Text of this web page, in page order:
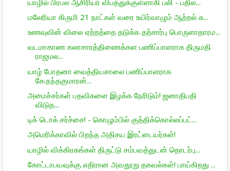
மலேரியா கிருமி 21 நாட்கள் வரை உயிர்வாழும் ஆற்றல் க...
உணவுவின் விலை ஏற்றத்தை தடுக்க தற்சார்பு பொருளாதாரம...
வடமாகாண கலாசாரத்திணைக்கள பணிப்பாளராக திருமதி
ராஜமல...
யாழ் போதனா வைத்தியசாலை பணிப்பாளராக
கே.நந்தகுமாரன்...
அமைச்சர்கள் பதவிகளை இழக்க நேரிடும்! ஜனாதிபதி
விடுத...
டிக் டொக் சர்ச்சை! - கொழும்பில் குத்திக்கொல்லப்பட்...
அமெரிக்காவில் பிறந்த அதிசய இரட்டையர்கள்!
யாழில் விக்கிரகங்கள் திருட்டு சம்பவத்துடன் தொடர்பு...
கோட்டாபயவுக்கு எதிரான அவதூறு தகவல்கள்! பாய்கிறது ...